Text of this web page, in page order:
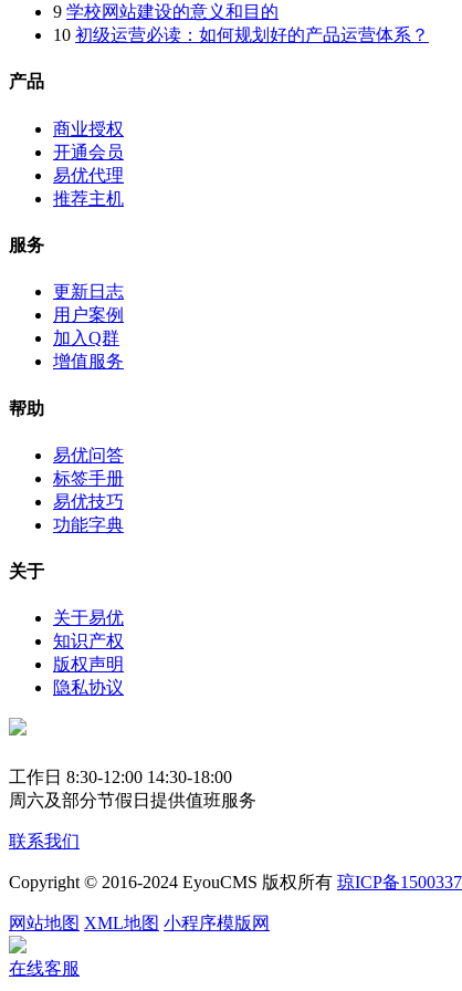
9 学校网站建设的意义和目的
10 初级运营必读：如何规划好的产品运营体系？
产品
商业授权
开通会员
易优代理
推荐主机
服务
更新日志
用户案例
加入Q群
增值服务
帮助
易优问答
标签手册
易优技巧
功能字典
关于
关于易优
知识产权
版权声明
隐私协议
工作日 8:30-12:00 14:30-18:00
周六及部分节假日提供值班服务
联系我们
Copyright © 2016-2024 EyouCMS 版权所有 琼ICP备
网站地图 XML地图 小程序模版网
在线客服